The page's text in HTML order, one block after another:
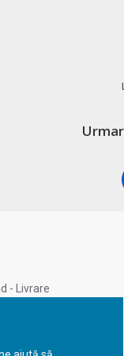
- Livrare